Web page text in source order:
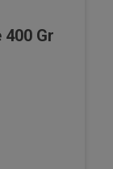
Gr